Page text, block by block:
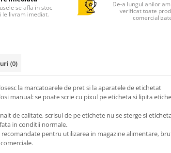
se afla in stoc
le livram imediat.
De-a lungul anilor
verificat toate
(0)
la marcatoarele de pret si la aparatele de etichetat
manual: se poate scrie cu pixul pe eticheta si lipita
de calitate, scrisul de pe etichete nu se sterge si
in conditii normale.
pentru utilizarea in magazine alimentare,